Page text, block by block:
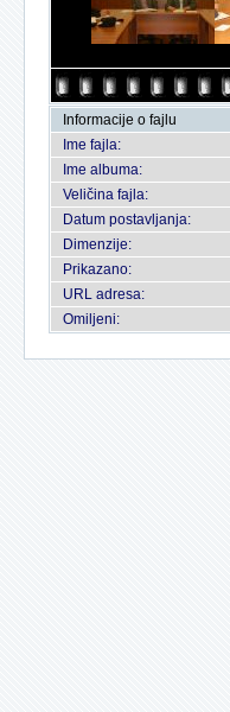
Informacije o fajlu
Ime fajla:
Ime albuma:
Veličina fajla:
Datum postavljanja:
Dimenzije:
Prikazano:
URL adresa:
Omiljeni: